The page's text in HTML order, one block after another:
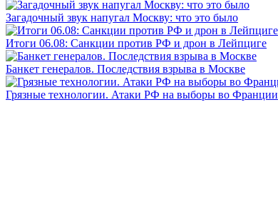
Загадочный звук напугал Москву: что это было
Итоги 06.08: Санкции против РФ и дрон в Лейпциге
Банкет генералов. Последствия взрыва в Москве
Грязные технологии. Атаки РФ на выборы во Франции